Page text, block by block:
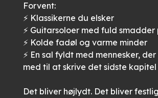
Forvent:
⚡ Klassikerne du elsker
⚡ Guitarsoloer med fuld smadder
⚡ Kolde fadøl og varme minder
⚡ En sal fyldt med mennesker,
med til at skrive det sidste kapitel
Det bliver højlydt. Det bliver